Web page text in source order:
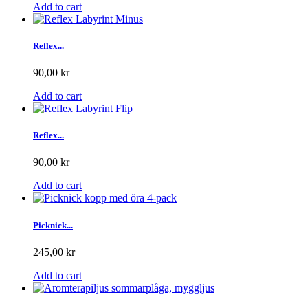
Add to cart
Reflex...
90,00 kr
Add to cart
Reflex...
90,00 kr
Add to cart
Picknick...
245,00 kr
Add to cart